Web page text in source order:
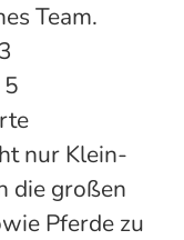
Team.
nur Klein-
die großen
Pferde zu